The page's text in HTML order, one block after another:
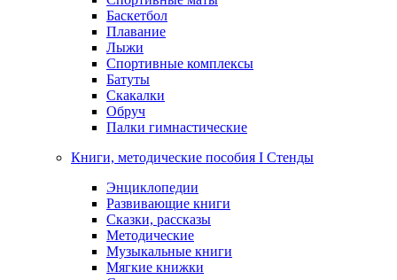
Баскетбол
Плавание
Лыжи
Спортивные комплексы
Батуты
Скакалки
Обруч
Палки гимнастические
Книги, методические пособия I Стенды
Энциклопедии
Развивающие книги
Сказки, рассказы
Методические
Музыкальные книги
Мягкие книжки